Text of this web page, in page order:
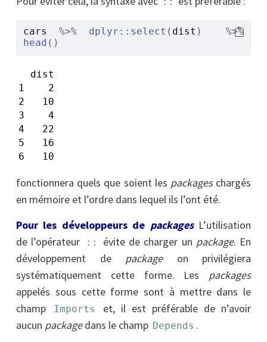
cars %>% dplyr :: select ( dist )
%>%
head ( )
  dist
1    2
2   10
3    4
4   22
5   16
6   10
fonctionnera quels que soient les packageschargés
en mémoire et l’ordre dans lequel ils l’ont été.
Pour les développeurs de packages L’utilisation
de l’opérateur
:: évite de charger un package. En
développement de packageon privilégiera
systématiquement cette forme. Les packages
appelés sous cette forme sont à mettre dans le
champ
Imports
et, il est préférable de n’avoir
aucun packagedans le champ Depends .